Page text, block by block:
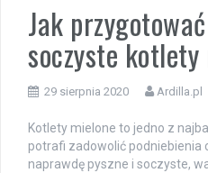
Jak
soczyste
29 sierpnia 2020 Ardilla.pl
Kotlety mielone to jedno z
potrafi zadowolić podniebienia
naprawdę pyszne i soczyste,